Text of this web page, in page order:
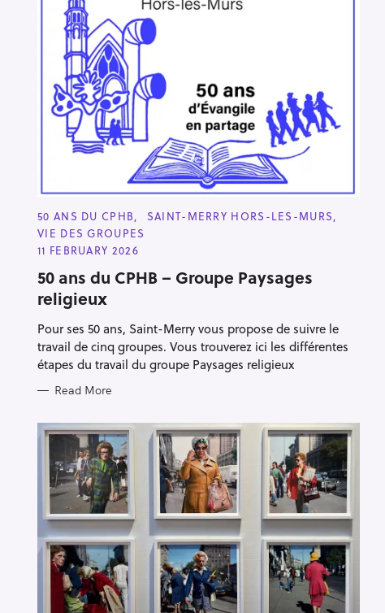
C
A
T
E
O
R
I
E
50 ANS DU CPHB
SAINT-MERRY HORS-LES-MURS
VIE DES GROUPES
11 FEBRUARY 2026
50 ans du CPHB – Groupe Paysages
religieux
Pour ses 50 ans, Saint-Merry vous propose de suivre le
travail de cinq groupes. Vous trouverez ici les différentes
étapes du travail du groupe Paysages religieux
Read More
r
c